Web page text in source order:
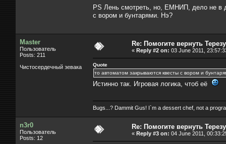
PS Лень смотреть, но, ЕМНИП, дело не в
с вором и бунтарями. Нэ?
Master
Пользователь
Posts: 211
Чистосердечный зевака
Re: Помогите вернуть Терезу
« Reply #2 on: 03 June 2011,
Quote
то автоматом закрываются квесты с вором и
Истинно так. Игровая логика, чтоб её
Bugs...? Dammit Gus! I`m a dessert chef, not a
n3r0
Пользователь
Posts: 12
Re: Помогите вернуть Терезу
« Reply #3 on: 04 June 2011,